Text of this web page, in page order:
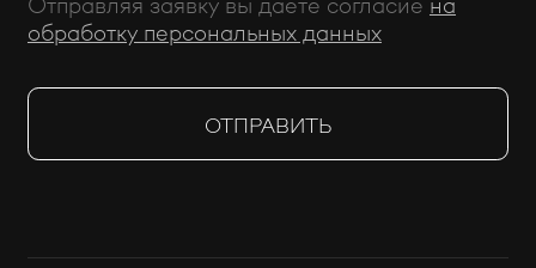
обработку персональных данных